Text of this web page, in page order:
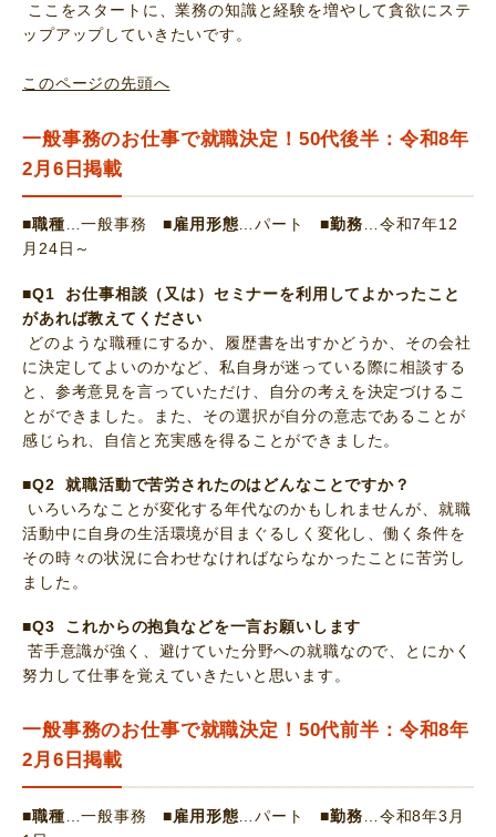
ここをスタートに、業務の知識と経験を増やして貪欲にステ
ップアップしていきたいです。
このページの先頭へ
一般事務のお仕事で就職決定！50代後半：令和8年
2月6日掲載
■職種…一般事務■雇用形態…パート■勤務…令和7年12
月24日～
■Q1 お仕事相談（又は）セミナーを利用してよかったこと
があれば教えてください
どのような職種にするか、履歴書を出すかどうか、その会社
に決定してよいのかなど、私自身が迷っている際に相談する
と、参考意見を言っていただけ、自分の考えを決定づけるこ
とができました。また、その選択が自分の意志であることが
感じられ、自信と充実感を得ることができました。
■Q2 就職活動で苦労されたのはどんなことですか？
いろいろなことが変化する年代なのかもしれませんが、就職
活動中に自身の生活環境が目まぐるしく変化し、働く条件を
その時々の状況に合わせなければならなかったことに苦労し
ました。
■Q3 これからの抱負などを一言お願いします
苦手意識が強く、避けていた分野への就職なので、とにかく
努力して仕事を覚えていきたいと思います。
一般事務のお仕事で就職決定！50代前半：令和8年
2月6日掲載
■職種 …一般事務■雇用形態 …パート■勤務 …令和8年3月